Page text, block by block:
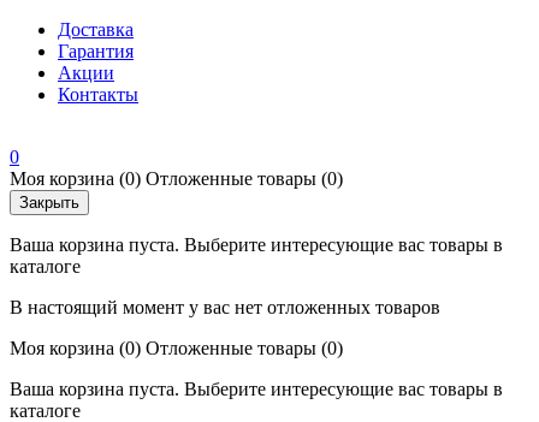
Доставка
Гарантия
Акции
Контакты
0
Моя корзина (0) Отложенные товары (0)
Закрыть
Ваша корзина пуста. Выберите интересующие вас товары в
каталоге
В настоящий момент у вас нет отложенных товаров
Моя корзина (0) Отложенные товары (0)
Ваша корзина пуста. Выберите интересующие вас товары в
каталоге